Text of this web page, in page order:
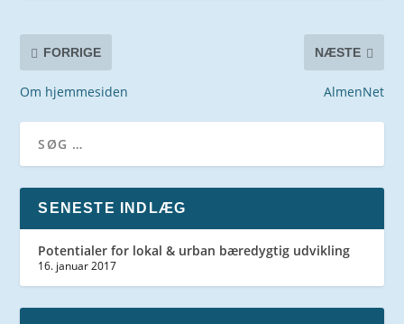
FORRIGE
Om hjemmesiden
NÆSTE
AlmenNet
SENESTE INDLÆG
Potentialer for lokal & urban bæredygtig udvikling
16. januar 2017